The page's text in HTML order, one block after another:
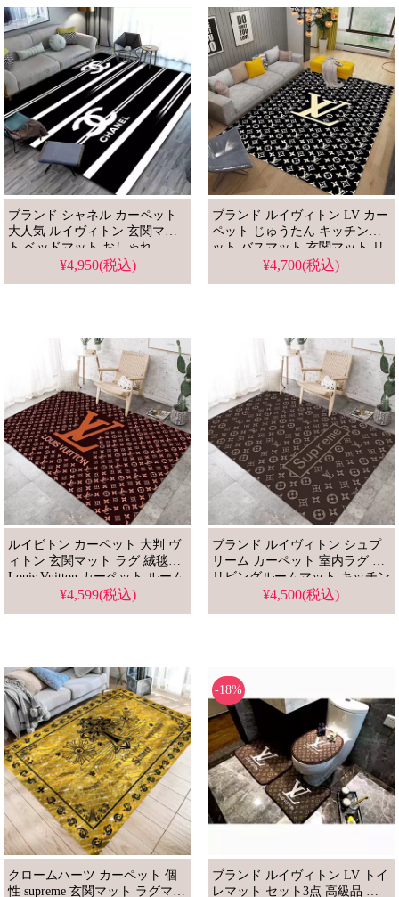
ブランド シャネル カーペット
大人気 ルイヴィトン 玄関マッ
ト ベッドマット おしゃれ
supreme kaws リビングルームマ
¥4,950(税込)
ブランド ルイヴィトン LV カー
ペット じゅうたん キッチンマ
ット バスマット 玄関マット リ
ビングルームマット 飾りマット
¥4,700(税込)
ルイビトン カーペット 大判 ヴ
ィトン 玄関マット ラグ 絨毯
Louis Vuitton カーペット ルーム
マット 滑り止めマット 高品質
¥4,599(税込)
ブランド ルイヴィトン シュプ
リーム カーペット 室内ラグ LV
リビングルームマット キッチン
マット 滑り止めシート ベッド
¥4,500(税込)
クロームハーツ カーペット 個
性 supreme 玄関マット ラグマッ
-18%
ブランド ルイヴィトン LV トイ
レマット セット3点 高級品 浴